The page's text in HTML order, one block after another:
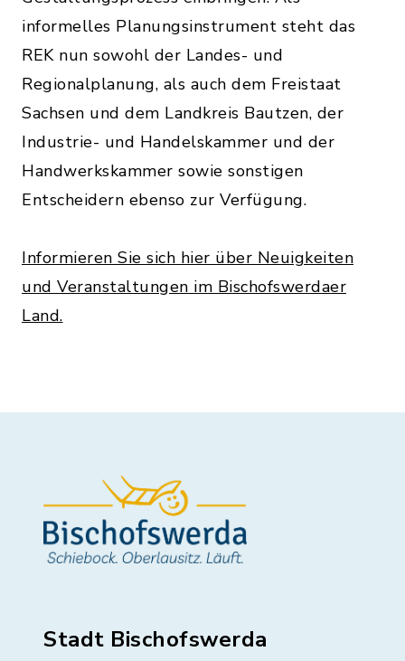
informelles Planungsinstrument steht das
REK nun sowohl der Landes- und
Regionalplanung, als auch dem Freistaat
Sachsen und dem Landkreis Bautzen, der
Industrie- und Handelskammer und der
Handwerkskammer sowie sonstigen
Entscheidern ebenso zur Verfügung.
Informieren Sie sich hier über Neuigkeiten
und Veranstaltungen im Bischofswerdaer
Land.
Stadt Bischofswerda